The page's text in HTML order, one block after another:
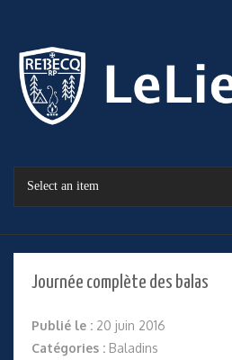
Journée complète des balas
Publié le : 20 juin 2016
Catégories : Baladins